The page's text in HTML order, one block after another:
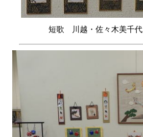
短歌 川越・佐々木美千代